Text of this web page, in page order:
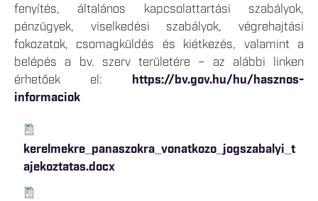
fenyítés, általános kapcsolattartási szabályok,
pénzügyek, viselkedési szabályok, végrehajtási
fokozatok, csomagküldés és kiétkezés, valamint a
belépés a bv. szerv területére – az alábbi linken
érhetőek el: https://bv.gov.hu/hu/hasznos-
informaciok
kerelmekre_panaszokra_vonatkozo_jogszabalyi_t
ajekoztatas.docx